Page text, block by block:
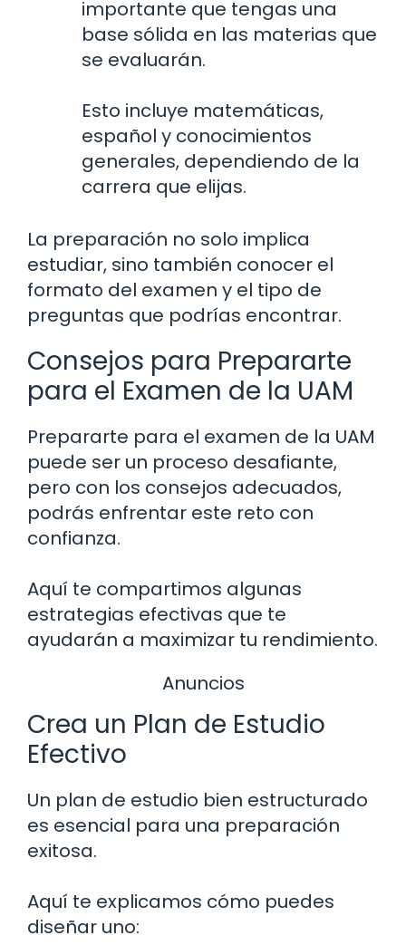
importante que tengas una
base sólida en las materias que
se evaluarán.
Esto incluye matemáticas,
español y conocimientos
generales, dependiendo de la
carrera que elijas.
La preparación no solo implica
estudiar, sino también conocer el
formato del examen y el tipo de
preguntas que podrías encontrar.
Consejos para Prepararte
para el Examen de la UAM
Prepararte para el examen de la UAM
puede ser un proceso desafiante,
pero con los consejos adecuados,
podrás enfrentar este reto con
confianza.
Aquí te compartimos algunas
estrategias efectivas que te
ayudarán a maximizar tu rendimiento.
Anuncios
Crea un Plan de Estudio
Efectivo
Un plan de estudio bien estructurado
es esencial para una preparación
exitosa.
Aquí te explicamos cómo puedes
diseñar uno: